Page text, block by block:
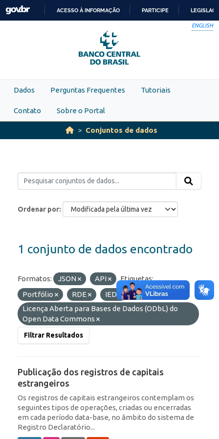
Skip to main content
PARA
O
CONTEÚDO
ACESSO À INFORMAÇÃO PARTICIPE
ENGLISH
Dados Perguntas Frequentes Tutoriais
Contato Sobre o Portal
Conjuntos de dados
Ordenar por
1 conjunto de dados encontrado
Formatos: JSON API
Etiquetas:
Portfólio
RDE IED
Licenças:
Licença Aberta para Bases de Dados (ODbL) do
Open Data Commons
Filtrar Resultados
Publicação dos registros de capitais
estrangeiros
Os registros de capitais estrangeiros contemplam os
seguintes tipos de operações, criadas ou encerradas
em cada período data-base, no âmbito do sistema de
Registro Declaratório...